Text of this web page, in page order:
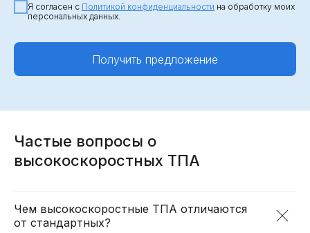
Я согласен с Политикой конфиденциальности на обработку моих
персональных данных.
Получить предложение
Частые вопросы о
высокоскоростных ТПА
Чем высокоскоростные ТПА отличаются
от стандартных?